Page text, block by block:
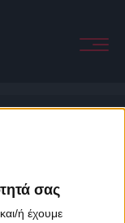
σας
ή έχουμε